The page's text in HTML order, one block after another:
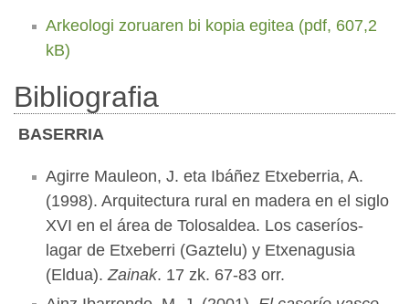
Arkeologi zoruaren bi kopia egitea (pdf, 607,2
kB)
Bibliografia
BASERRIA
Agirre Mauleon, J. eta Ibáñez Etxeberria, A.
(1998). Arquitectura rural en madera en el siglo
XVI en el área de Tolosaldea. Los caseríos-
lagar de Etxeberri (Gaztelu) y Etxenagusia
(Eldua).Zainak. 17 zk. 67-83 orr.